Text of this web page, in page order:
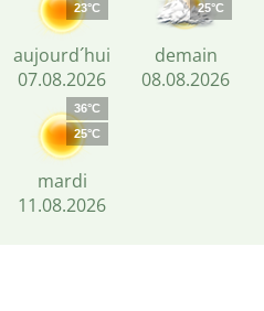
23°C
aujourd´hui
07.08.2026
25°C
demain
08.08.2026
36°C
25°C
mardi
11.08.2026